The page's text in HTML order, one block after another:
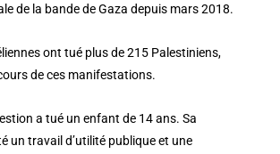
de la bande de Gaza depuis mars 2018.
ont tué plus de 215 Palestiniens,
de ces manifestations.
a tué un enfant de 14 ans. Sa
un travail d’utilité publique et une